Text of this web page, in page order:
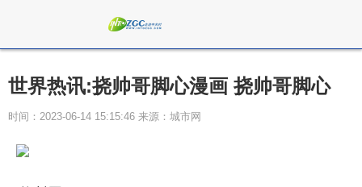
世界热讯:挠帅哥脚心漫画 挠帅哥脚心
时间：2023-06-14 15:15:46 来源：城市网